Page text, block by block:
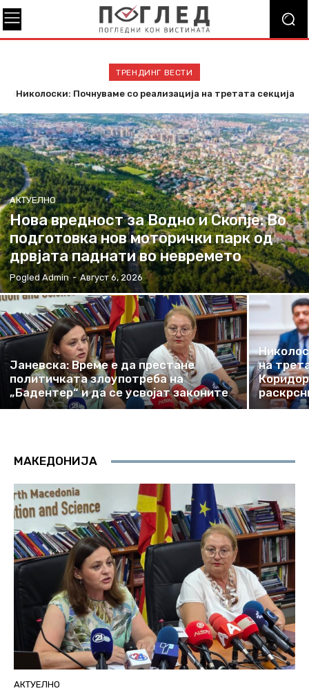
ТРЕНДИНГ ВЕСТИ
Николоски: Почнуваме со реализација на третата секција
раскрсница на Балканот
АКТУЕЛНО
Нова вредност за Водно и Скопје: Во
подготовка нов моторички парк од
дрвјата паднати во невремето
Pogled Admin - Август 6, 2026
Јаневска: Време е да престане
политичката злоупотреба на
„Бадентер“ и да се усвојат законите
на
МАКЕДОНИЈА
АКТУЕЛНО